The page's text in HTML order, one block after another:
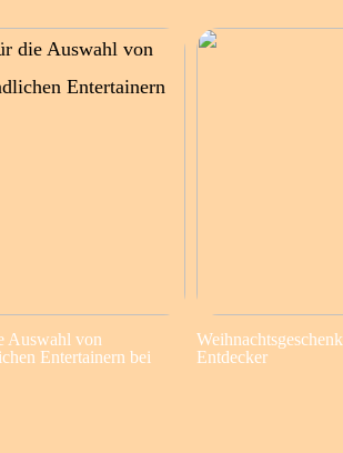
Auswahl von
Entertainern bei
Entdecker